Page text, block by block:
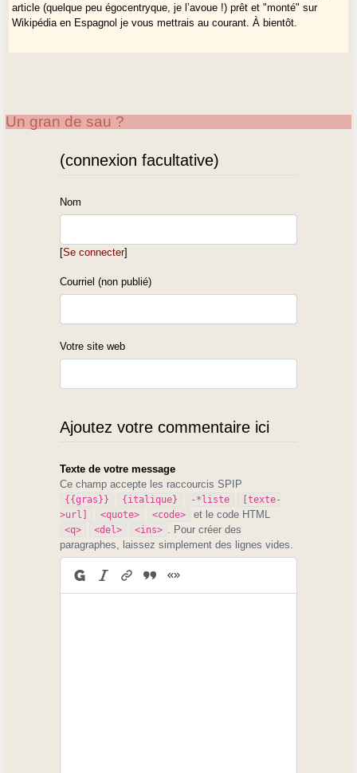
article (quelque peu égocentryque, je l’avoue !) prêt et "monté" sur
Wikipédia en Espagnol je vous mettrais au courant. À bientôt.
Un gran de sau ?
(connexion facultative)
Nom
[Se connecter]
Courriel (non publié)
Votre site web
Ajoutez votre commentaire ici
Texte de votre message
Ce champ accepte les raccourcis SPIP
{{gras}} {italique} -*liste
[texte-
>url]
<quote> <code> et le code HTML
<q> <del> <ins>
. Pour créer des
paragraphes, laissez simplement des lignes vides.